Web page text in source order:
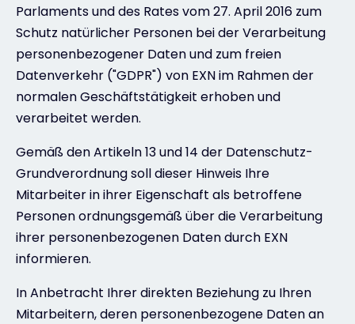
Parlaments und des Rates vom 27. April 2016 zum
Schutz natürlicher Personen bei der Verarbeitung
personenbezogener Daten und zum freien
Datenverkehr ("GDPR") von EXN im Rahmen der
normalen Geschäftstätigkeit erhoben und
verarbeitet werden.
Gemäß den Artikeln 13 und 14 der Datenschutz-
Grundverordnung soll dieser Hinweis Ihre
Mitarbeiter in ihrer Eigenschaft als betroffene
Personen ordnungsgemäß über die Verarbeitung
ihrer personenbezogenen Daten durch EXN
informieren.
In Anbetracht Ihrer direkten Beziehung zu Ihren
Mitarbeitern, deren personenbezogene Daten an